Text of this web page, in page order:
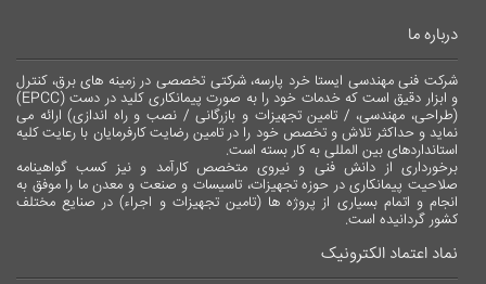
درباره ما
شرکت فنی مهندسی ایستا خرد پارسه، شرکتی تخصصی در زمینه های برق، کنترل
و ابزار دقیق است که خدمات خود را به صورت پیمانکاری کلید در دست (EPCC)
(طراحی، مهندسی، / تامین تجهیزات و بازرگانی / نصب و راه اندازی) ارائه می
نماید و حداکثر تلاش و تخصص خود را در تامین رضایت کارفرمایان با رعایت کلیه
استانداردهای بین المللی به کار بسته است.
برخورداری از دانش فنی و نیروی متخصص کارآمد و نیز کسب گواهینامه
صلاحیت پیمانکاری در حوزه تجهیزات، تاسیسات و صنعت و معدن ما را موفق به
انجام و اتمام بسیاری از پروژه ها (تامین تجهیزات و اجراء) در صنایع مختلف
کشور گردانیده است.
نماد اعتماد الکترونیک